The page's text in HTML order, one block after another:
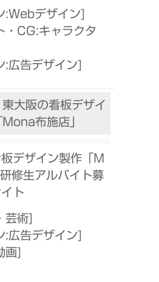
:Webデザイン]
・CG:キャラクタ
:広告デザイン]
東大阪の看板デザイ
布施店」
デザイン製作「M
修生アルバイト募
ト
芸術]
:広告デザイン]
画]